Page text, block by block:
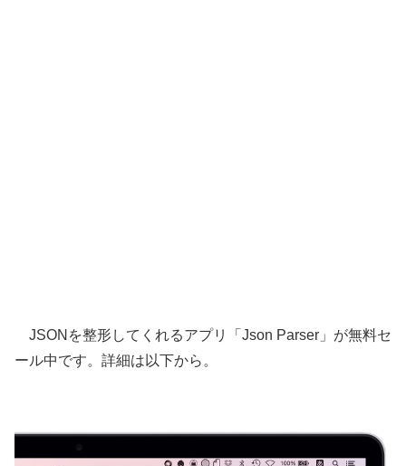
JSONを整形してくれるアプリ「Json Parser」が無料セ
ール中です。詳細は以下から。